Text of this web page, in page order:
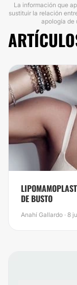
La información que
sustituir la relación
apología de
DE BUSTO
Anahí Gallardo · 8